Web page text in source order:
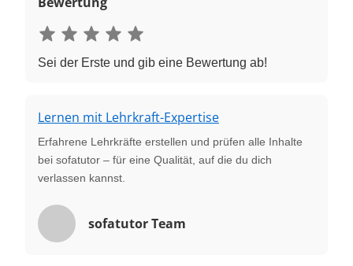
Sei der Erste und gib eine Bewertung ab!
Lernen mit Lehrkraft-Expertise
Erfahrene Lehrkräfte erstellen und prüfen alle Inhalte
bei sofatutor – für eine Qualität, auf die du dich
verlassen kannst.
sofatutor Team